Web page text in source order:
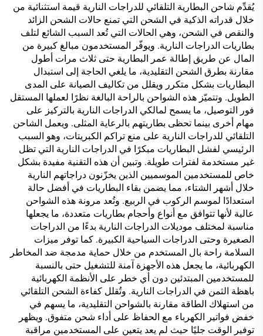
يُقدِّم شاحن البطارية التلقائي للدراجات النارية قيمة استثنائية من
خلال قدراته الذكية في الشحن التي تمنع حالات الشحن الزائد
والنقص في الشحن، وهي الحالات التي تُعد السبب الشائع لتلف
بطاريات الدراجات النارية. ويوفّر المستخدمون مبالغ كبيرة من
المال عن طريق إطالة عمر البطارية حتى ثلاث مرات أطول
مقارنة بطرق الشحن التقليدية، ما يلغي الحاجة إلى استبدال
البطاريات بشكل متكرر ويقلل من تكاليف الصيانة على المدى
الطويل. وتتميّز هذه الشواحن بالراحة البالغة نظرًا لعملها المستقل
فور التوصيل، ما يسمح لمالكي الدراجات النارية بالتركيز على
مهام أخرى بينما تحظى بطاريتهم بالرعاية المثلى. ويعمل الشاحن
التلقائي للدراجات النارية على منع تراكم الكبريتات، وهو السبب
الرئيسي لفشل البطاريات مبكرًا في الدراجات النارية التي تظل
غير مستخدمة لفترات طويلة. وتبين أن هذه التقنية مفيدة بشكل
خاص للمستخدمين الموسميين الذين يخزّنون دراجاتهم النارية
خلال أشهر الشتاء، مما يضمن بقاء البطاريات في أفضل حالة
استعدادًا لموسم الركوب في الربيع. وتُعد مرونة هذه الشواحن
عالية لأنها تتوافق مع أنواع وأحجام بطاريات متعددة، ما يجعلها
مناسبة لمختلف موديلات الدراجات النارية بدءًا من الدراجات
الصغيرة وحتى الدراجات السياحية الكبيرة. كما توفر ميزات
السلامة راحة بال المستخدم من خلال حماية مدمجة ضد المخاطر
الكهربائية، ما يجعل هذه الأجهزة آمنة للتشغيل حتى بالنسبة
للمستخدمين المبتدئين دون أي خطر على الأنظمة الكهربائية
باهظة الثمن في الدراجات النارية. وتُقلل كفاءة الشحن التلقائي
من استهلاك الطاقة مقارنة بالشواحن التقليدية، ما يسهم في
خفض فواتير الكهرباء مع الحفاظ على أداء شحن متفوق. ويظهر
توفير الوقت جليًا حيث لم يعد يتعين على المستخدمين مراقبة